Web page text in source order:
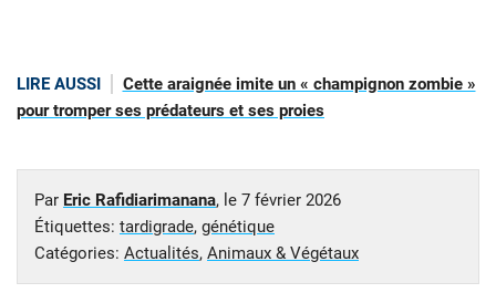
LIRE AUSSI
Cette araignée imite un « champignon zombie »
pour tromper ses prédateurs et ses proies
Par Eric Rafidiarimanana, le 7 février 2026
Étiquettes: tardigrade, génétique
Catégories: Actualités, Animaux & Végétaux